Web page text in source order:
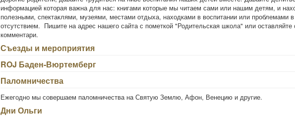
информацией которая важна для нас: книгами которые мы читаем сами или нашим детям, и
полезными, спектаклями, музеями, местами отдыха, находками в воспитании или проблемами в
отсутствием. Пишите на адрес нашего сайта с пометкой "Родительская школа" или оставляйте
комментари.
Съезды и мероприятия
ROJ Баден-Вюртемберг
Паломничества
Ежегодно мы совершаем паломничества на Святую Землю, Афон, Венецию и другие.
Дни Ольги